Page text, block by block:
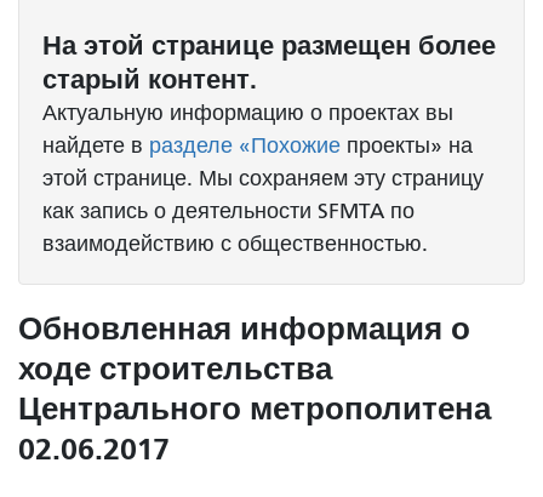
На этой странице размещен более
старый контент.
Актуальную информацию о проектах вы
найдете в разделе «Похожие проекты» на
этой странице. Мы сохраняем эту страницу
как запись о деятельности SFMTA по
взаимодействию с общественностью.
Обновленная информация о
ходе строительства
Центрального метрополитена
02.06.2017